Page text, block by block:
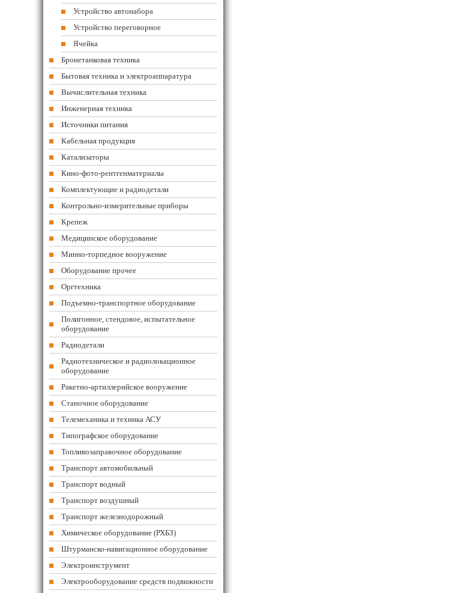
Устройство автонабора
Устройство переговорное
Ячейка
Бронетанковая техника
Бытовая техника и электроаппаратура
Вычислительная техника
Инженерная техника
Источники питания
Кабельная продукция
Катализаторы
Кино-фото-рентгенматериалы
Комплектующие и радиодетали
Контрольно-измерительные приборы
Крепеж
Медицинское оборудование
Минно-торпедное вооружение
Оборудование прочее
Оргтехника
Подъемно-транспортное оборудование
Полигонное, стендовое, испытательное
оборудование
Радиодетали
Радиотехническое и радиолокационное
оборудование
Ракетно-артиллерийское вооружение
Станочное оборудование
Телемеханика и техника АСУ
Типографское оборудование
Топливозаправочное оборудование
Транспорт автомобильный
Транспорт водный
Транспорт воздушный
Транспорт железнодорожный
Химическое оборудование (РХБЗ)
Штурманско-навигационное оборудование
Электроинструмент
Электрооборудование средств подвижности